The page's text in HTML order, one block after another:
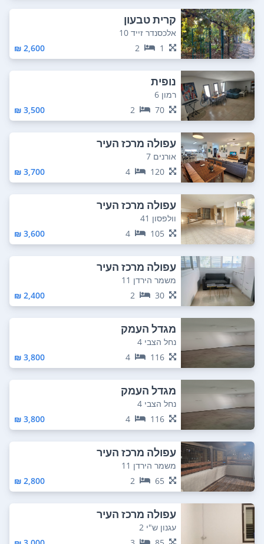
קרית טבעון
אלכסנדר זייד 10
1
2
2,600 ₪
נופית
רמון 6
70
2
3,500 ₪
עפולה מרכז העיר
אורנים 7
120
4
3,700 ₪
עפולה מרכז העיר
וולפסון 41
105
4
3,600 ₪
עפולה מרכז העיר
משמר הירדן 11
30
2
2,400 ₪
מגדל העמק
נחל הצבי 4
116
4
3,800 ₪
מגדל העמק
נחל הצבי 4
116
4
3,800 ₪
עפולה מרכז העיר
משמר הירדן 11
65
2
2,800 ₪
עפולה מרכז העיר
עגנון ש"י 2